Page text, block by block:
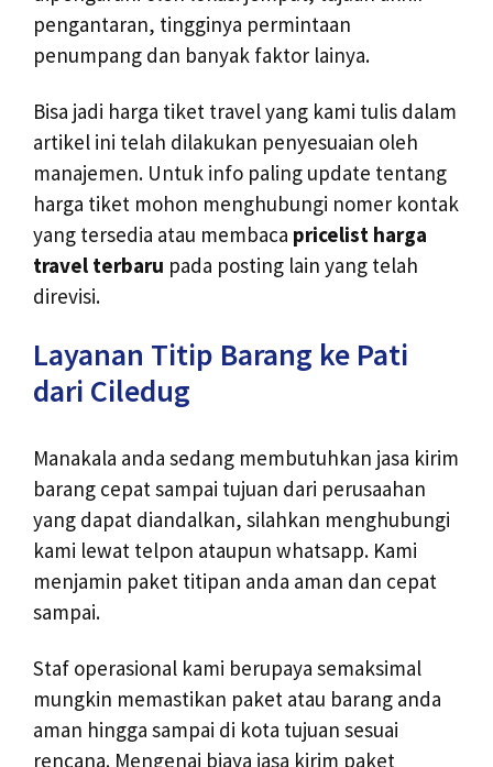
pengantaran, tingginya permintaan
penumpang dan banyak faktor lainya.
Bisa jadi harga tiket travel yang kami tulis dalam
artikel ini telah dilakukan penyesuaian oleh
manajemen. Untuk info paling update tentang
harga tiket mohon menghubungi nomer kontak
yang tersedia atau membaca pricelist harga
travel terbaru pada posting lain yang telah
direvisi.
Layanan Titip Barang ke Pati
dari Ciledug
Manakala anda sedang membutuhkan jasa kirim
barang cepat sampai tujuan dari perusaahan
yang dapat diandalkan, silahkan menghubungi
kami lewat telpon ataupun whatsapp. Kami
menjamin paket titipan anda aman dan cepat
sampai.
Staf operasional kami berupaya semaksimal
mungkin memastikan paket atau barang anda
aman hingga sampai di kota tujuan sesuai
rencana. Mengenai biaya jasa kirim paket